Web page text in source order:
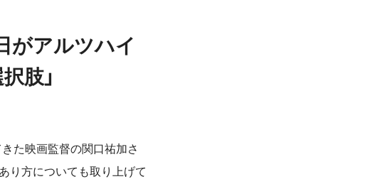
がアルツハイ
肢」
た映画監督の関口祐加さ
り方についても取り上げて